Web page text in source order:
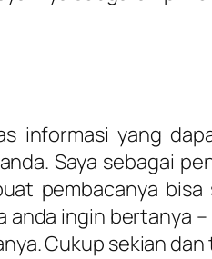
informasi yang
Saya sebagai
pembacanya
anda ingin bertanya
Cukup sekian